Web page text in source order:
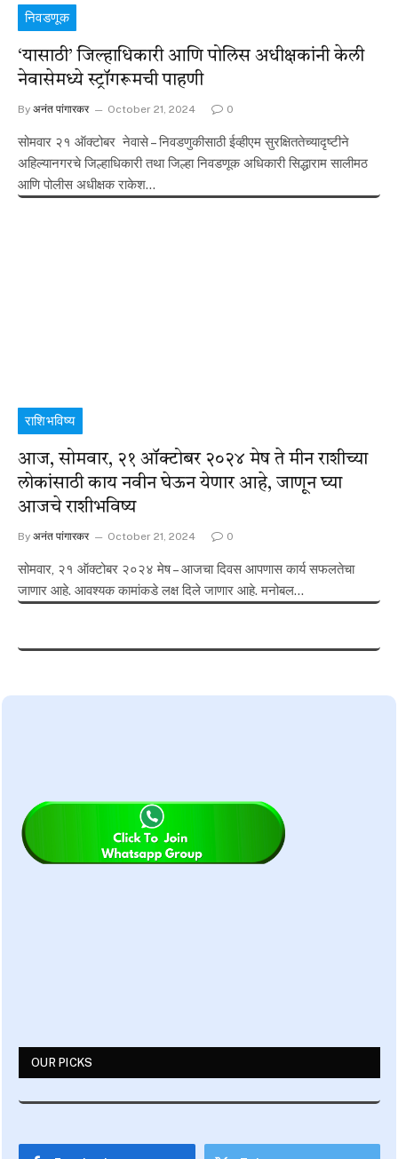
निवडणूक
‘यासाठी’ जिल्हाधिकारी आणि पोलिस अधीक्षकांनी केली
नेवासेमध्ये स्ट्रॉगरूमची पाहणी
By अनंत पांगारकर October 21, 2024 0
सोमवार २१ ऑक्टोबर नेवासे – निवडणुकीसाठी ईव्हीएम सुरक्षिततेच्यादृष्टीने
अहिल्यानगरचे जिल्हाधिकारी तथा जिल्हा निवडणूक अधिकारी सिद्धाराम सालीमठ
आणि पोलीस अधीक्षक राकेश…
राशिभविष्य
आज, सोमवार, २१ ऑक्टोबर २०२४ मेष ते मीन राशीच्या
लोकांसाठी काय नवीन घेऊन येणार आहे, जाणून घ्या
आजचे राशीभविष्य
By अनंत पांगारकर October 21, 2024 0
सोमवार, २१ ऑक्टोबर २०२४ मेष – आजचा दिवस आपणास कार्य सफलतेचा
जाणार आहे. आवश्यक कामांकडे लक्ष दिले जाणार आहे. मनोबल…
OUR PICKS